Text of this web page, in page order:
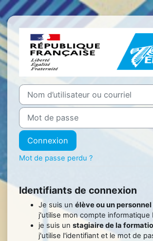
Passer au contenu principal
Nom d’utilisateur ou courriel
Mot de passe
Connexion
Mot de passe perdu ?
Identifiants de connexion
Je suis un élève ou un personnel
j'utilise mon compte informatique
je suis un stagiaire de la
j'utilise l'identifiant et le mot de